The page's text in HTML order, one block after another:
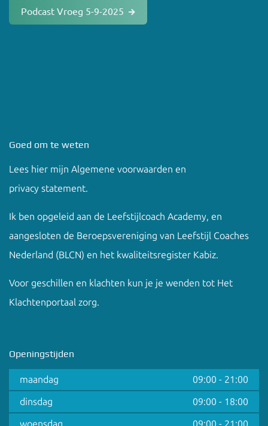
Podcast Vroeg 5-9-2025
Goed om te weten
Lees hier mijn Algemene voorwaarden en
privacy statement.
Ik ben opgeleid aan de Leefstijlcoach Academy, en
aangesloten de Beroepsvereniging van Leefstijl Coaches
Nederland (BLCN) en het kwaliteitsregister Kabiz.
Voor geschillen en klachten kun je je wenden tot Het
Klachtenportaal zorg.
Openingstijden
maandag 09:00 - 21:00
dinsdag
09:00 - 18:00